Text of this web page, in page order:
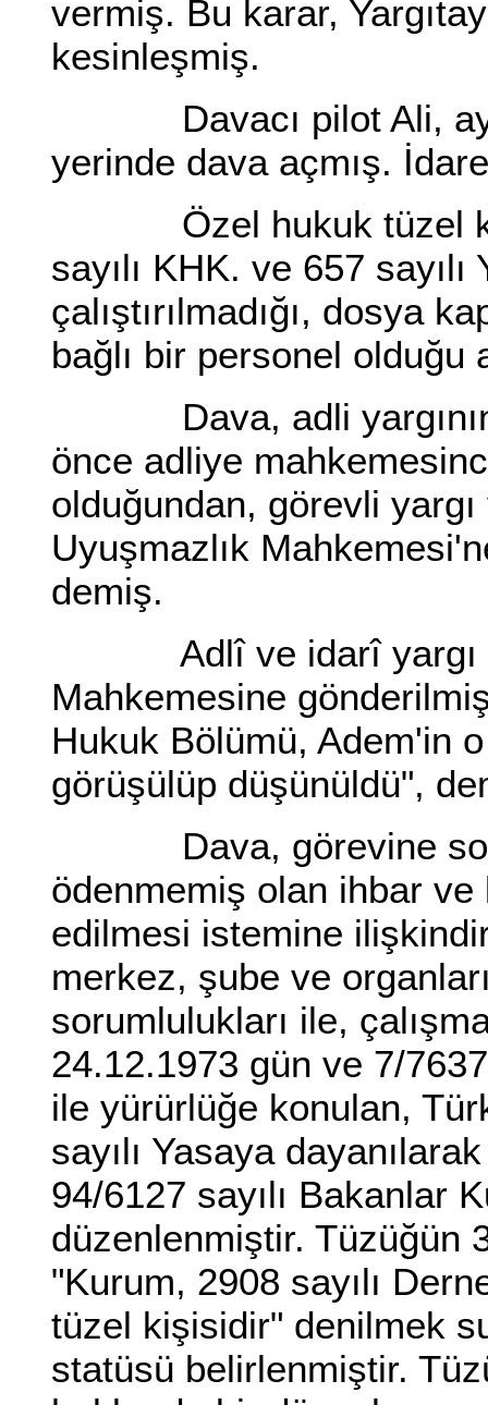
vermiş. Bu karar,
kesinleşmiş.
Davacı pilot Ali,
yerinde dava açmış.
Özel hukuk tüzel
sayılı KHK. ve 657
çalıştırılmadığı, dosya
bağlı bir personel olduğu
Dava, adli yargının
önce adliye
olduğundan, görevli
Uyuşmazlık
demiş.
Adlî ve idarî yargı
Mahkemesine
Hukuk Bölümü, Adem'in
görüşülüp düşünüldü",
Dava, görevine son
ödenmemiş olan ihbar ve
edilmesi istemine
merkez, şube ve
sorumlulukları ile,
24.12.1973 gün ve 7/
ile yürürlüğe konulan,
sayılı Yasaya
94/6127 sayılı Bakanlar
düzenlenmiştir. Tüzüğün
"Kurum, 2908 sayılı
tüzel kişisidir" denilmek
statüsü belirlenmiştir.